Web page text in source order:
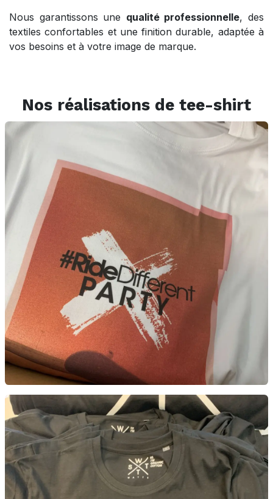
Nous garantissons une qualité professionnelle, des
textiles confortables et une finition durable, adaptée à
vos besoins et à votre image de marque.
Nos réalisations de tee-shirt